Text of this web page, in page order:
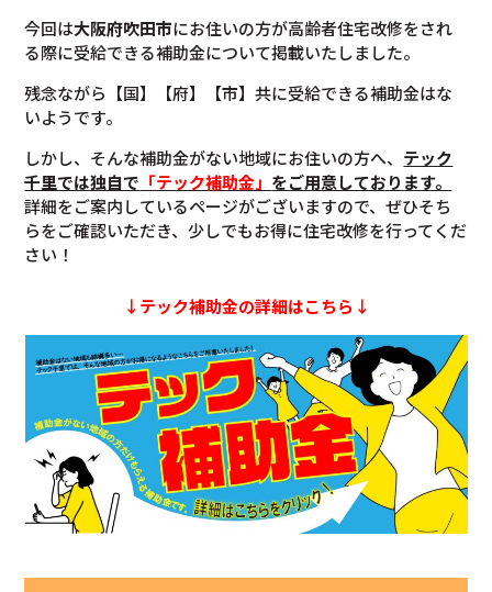
今回は大阪府吹田市にお住いの方が高齢者住宅改修をされ
る際に受給できる補助金について掲載いたしました。
残念ながら【国】【府】【市】共に受給できる補助金はな
いようです。
しかし、そんな補助金がない地域にお住いの方へ、 テック
千里では独自で 「テック補助金」 をご用意しております。
詳細をご案内しているページがございますので、ぜひそち
らをご確認いただき、少しでもお得に住宅改修を行ってくだ
さい！
↓テック補助金の詳細はこちら↓